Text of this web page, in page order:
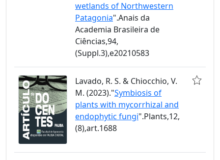
wetlands of Northwestern
Patagonia".Anais da
Academia Brasileira de
Ciências,94,
(Suppl.3),e20210583
Lavado, R. S. & Chiocchio, V.
M. (2023)."Symbiosis of
plants with mycorrhizal and
endophytic fungi".Plants,12,
(8),art.1688